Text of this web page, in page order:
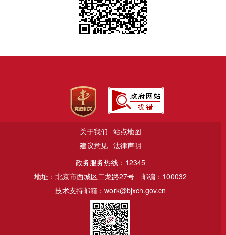
关于我们 站点地图
建议意见 法律声明
政务服务热线：12345
地址：北京市西城区二龙路27号
邮编：100032
技术支持邮箱：work@bjxch.gov.cn